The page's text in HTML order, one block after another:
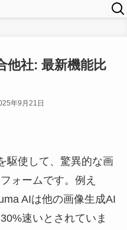
他社: 最新機能比
年9月21日
駆使して、驚異的な画
ォームです。例え
AIは他の画像生成AI
速いとされていま